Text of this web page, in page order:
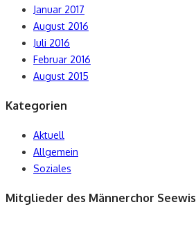
Januar 2017
August 2016
Juli 2016
Februar 2016
August 2015
Kategorien
Aktuell
Allgemein
Soziales
Mitglieder des Männerchor Seewis